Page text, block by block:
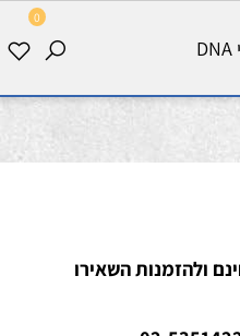
0
ולהזמנות השאירו